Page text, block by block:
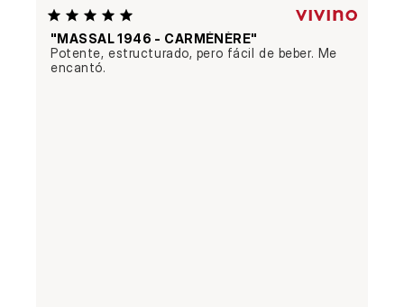
"MASSAL 1946 - CARMÉNÈRE"
Potente, estructurado, pero fácil de beber. Me
encantó.